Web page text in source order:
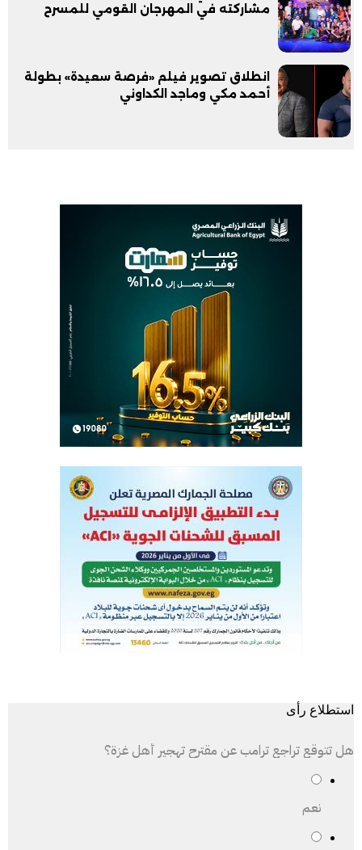
مشاركته في المهرجان القومي للمسرح
انطلاق تصوير فيلم «فرصة سعيدة» بطولة
أحمد مكي وماجد الكداوني
استطلاع رأى
هل تتوقع تراجع ترامب عن مقترح تهجير أهل غزة؟
نعم